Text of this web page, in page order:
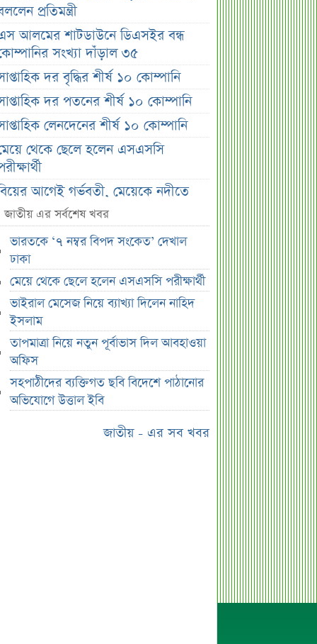
প্রতিমন্ত্রী
আলমের শাটডাউনে ডিএসইর বন্ধ
সংখ্যা দাঁড়াল ৩৫
দর বৃদ্ধির শীর্ষ ১০ কোম্পানি
দর পতনের শীর্ষ ১০ কোম্পানি
লেনদেনের শীর্ষ ১০ কোম্পানি
থেকে ছেলে হলেন এসএসসি
আগেই গর্ভবতী, মেয়েকে নদীতে
ডুবিয়ে হত্যা বাবার
ভাইরাল মেসেজ নিয়ে ব্যাখ্যা দিলেন নাহিদ
তাপমাত্রা নিয়ে নতুন পূর্বাভাস দিল
আবহাওয়া অফিস
ব্যক্তিগত ছবি বিদেশে
পাঠানোর অভিযোগে উত্তাল ইবি
ইউনূস বনাম তারেক রহমান—তুলনায়
যা বললেন কাদের সিদ্দিকী
বাজুসের নতুন ঘোষণা, রেকর্ড দামে সোনা
আইনি নোটিশ পাঠালেন আসিফ মাহমুদ, ৭
জাতীয় এর সর্বশেষ খবর
ভারতকে ‘৭ নম্বর বিপদ সংকেত’ দেখাল
ঢাকা
মেয়ে থেকে ছেলে হলেন এসএসসি পরীক্ষার্থী
ভাইরাল মেসেজ নিয়ে ব্যাখ্যা দিলেন নাহিদ
ইসলাম
তাপমাত্রা নিয়ে নতুন পূর্বাভাস দিল আবহাওয়া
অফিস
সহপাঠীদের ব্যক্তিগত ছবি বিদেশে পাঠানোর
অভিযোগে উত্তাল ইবি
জাতীয় - এর সব খবর